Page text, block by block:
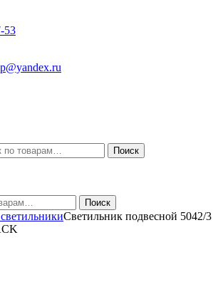
53
Поиск
Поиск
Светильник подвесной 5042/3